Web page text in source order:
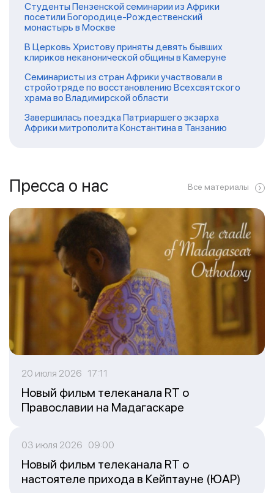
Студенты Пензенской семинарии из Африки
посетили Богородице-Рождественский
монастырь в Москве
В Церковь Христову приняты девять бывших
клириков неканонической общины в Камеруне
Семинаристы из стран Африки участвовали в
стройотряде по восстановлению Всехсвятского
храма во Владимирской области
Завершилась поездка Патриаршего экзарха
Африки митрополита Константина в Танзанию
Пресса о нас Все материалы
20 июля 2026 17:11
Новый фильм телеканала RT о
Православии на Мадагаскаре
03 июля 2026 09:00
Новый фильм телеканала RT о
настоятеле прихода в Кейптауне (ЮАР)